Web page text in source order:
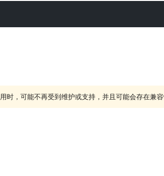
时，可能不再受到维护或支持，并且可能会存在兼容